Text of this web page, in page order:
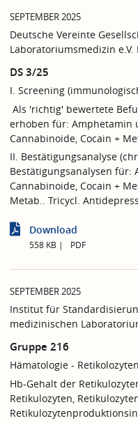
SEPTEMBER 2025
Deutsche Vereinte
Laboratoriumsmedizin e.V.
DS 3/25
I. Screening
Als 'richtig' bewertete
erhoben für: Amphetamin
Cannabinoide, Cocain +
II. Bestätigungsanalyse
Bestätigungsanalysen für:
Cannabinoide, Cocain +
Metab.. Tricycl.
Download
558 KB PDF
SEPTEMBER 2025
Institut für
medizinischen
Gruppe 216
Hämatologie -
Hb-Gehalt der
Retikulozyten,